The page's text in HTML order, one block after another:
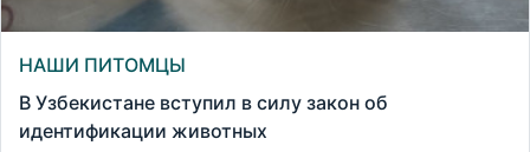
НАШИ ПИТОМЦЫ
В Узбекистане вступил в силу закон об
идентификации животных